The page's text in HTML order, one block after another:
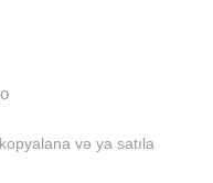
və ya satıla